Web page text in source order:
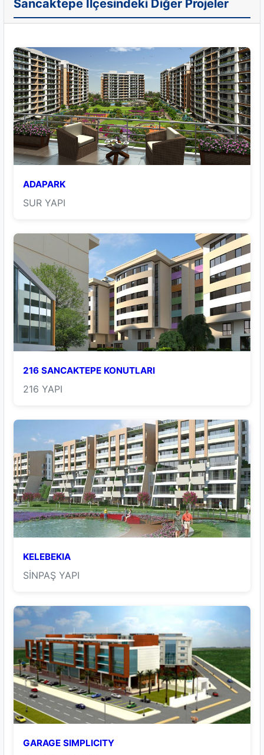
Sancaktepe İlçesindeki Diğer Projeler
ADAPARK
SUR YAPI
216 SANCAKTEPE KONUTLARI
216 YAPI
KELEBEKIA
SİNPAŞ YAPI
GARAGE SIMPLICITY